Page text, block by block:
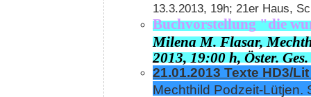
13.3.2013, 19h; 21er Haus,
Buchvorstellung "die
Milena M. Flasar,
2013, 19:00 h, Öster.
21.01.2013 Texte HD3/
Mechthild Podzeit-Lütjen.